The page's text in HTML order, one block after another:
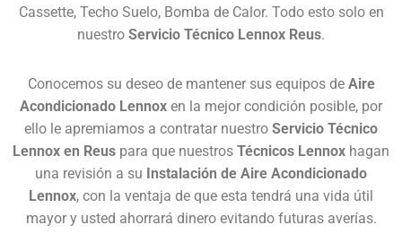
Cassette, Techo Suelo, Bomba de Calor. Todo esto solo en
nuestro Servicio Técnico Lennox Reus.
Conocemos su deseo de mantener sus equipos de Aire
Acondicionado Lennox en la mejor condición posible, por
ello le apremiamos a contratar nuestro Servicio Técnico
Lennox en Reus para que nuestros Técnicos Lennox hagan
una revisión a su Instalación de Aire Acondicionado
Lennox, con la ventaja de que esta tendrá una vida útil
mayor y usted ahorrará dinero evitando futuras averías.